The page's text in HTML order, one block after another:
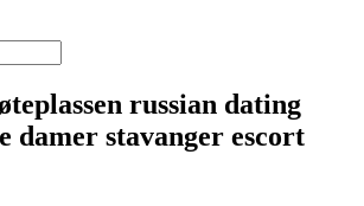
russian dating
damer stavanger escort